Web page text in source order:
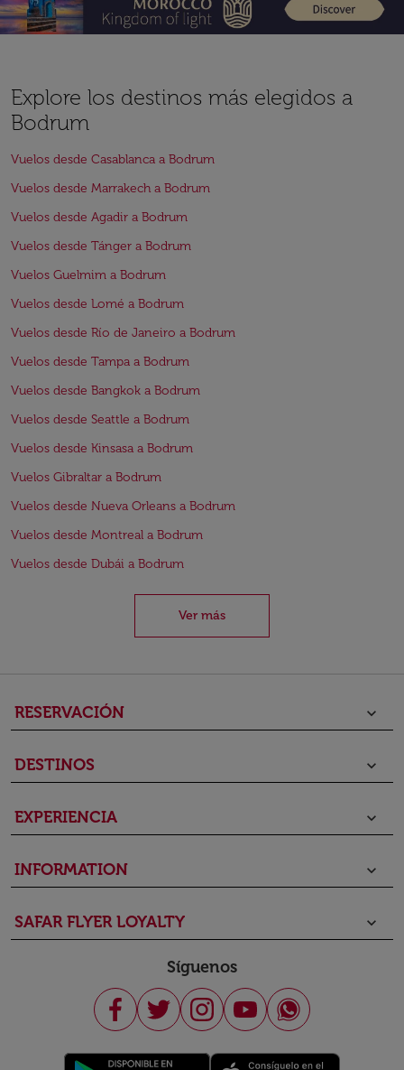
Explore los destinos más elegidos a
Bodrum
Vuelos desde Casablanca a Bodrum
Vuelos desde Marrakech a Bodrum
Vuelos desde Agadir a Bodrum
Vuelos desde Tánger a Bodrum
Vuelos Guelmim a Bodrum
Vuelos desde Lomé a Bodrum
Vuelos desde Río de Janeiro a Bodrum
Vuelos desde Tampa a Bodrum
Vuelos desde Bangkok a Bodrum
Vuelos desde Seattle a Bodrum
Vuelos desde Kinsasa a Bodrum
Vuelos Gibraltar a Bodrum
Vuelos desde Nueva Orleans a Bodrum
Vuelos desde Montreal a Bodrum
Vuelos desde Dubái a Bodrum
Ver más
RESERVACIÓN keyboard_arrow_down
DESTINOS keyboard_arrow_down
EXPERIENCIA keyboard_arrow_down
INFORMATION keyboard_arrow_down
SAFAR FLYER LOYALTY keyboard_arrow_down
Síguenos